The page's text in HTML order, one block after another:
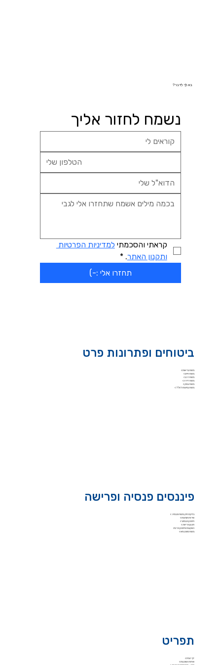
נשמח לחזור אליך
קראתי והסכמתי למדיניות הפרטיות
ותקנון האתר.
*
תחזרו אלי :-)
בא לך לדבר?
ביטוחים ופתרונות פרט
ביטוח בריאות >
ביטוח חיים >
ביטוח רכב >
ביטוח דירה >
ביטוח עסק >
ביטוח נסיעות לחו"ל >
פיננסים פנסיה ופרישה
בדיקת תיק ביטוח ופנסיה >
שירות ותביעות >
חיסכון פנסיוני >
תכנון פרישה >
השקעות וחיסכון פרטי>
ביטוח משכנתא >
תפריט
דף הבית >
אודות הסוכנות >